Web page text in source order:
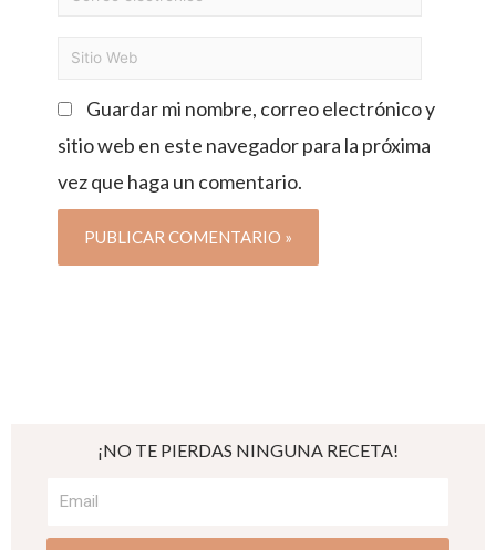
Guardar mi nombre, correo electrónico y
sitio web en este navegador para la próxima
vez que haga un comentario.
¡NO TE PIERDAS NINGUNA RECETA!